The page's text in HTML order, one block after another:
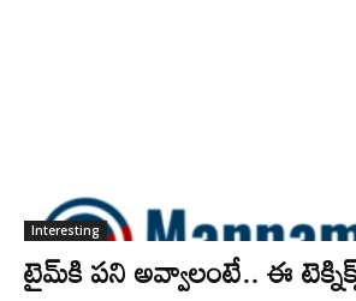
Interesting
టైమ్‌కి పని అవ్వాలంటే.. ఈ